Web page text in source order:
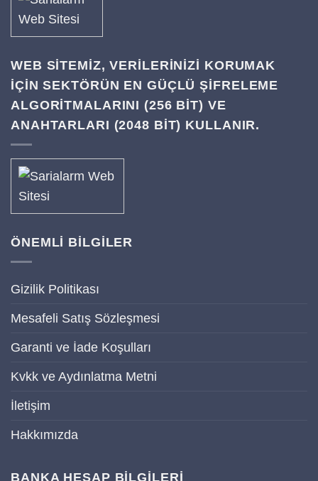
WEB SITEMIZ, VERILERINIZI KORUMAK
IÇIN SEKTÖRÜN EN GÜÇLÜ ŞIFRELEME
ALGORITMALARINI (256 BIT) VE
ANAHTARLARI (2048 BIT) KULLANIR.
ÖNEMLİ BİLGİLER
Gizilik Politikası
Mesafeli Satış Sözleşmesi
Garanti ve İade Koşulları
Kvkk ve Aydınlatma Metni
İletişim
Hakkımızda
BANKA HESAP BİLGİLERİ